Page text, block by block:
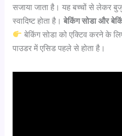
सजाया जाता है। यह बच्चों से लेकर
स्वादिष्ट होता है।बेकिंग सोडा और
बेकिंग सोडा को एक्टिव करने के
पाउडर में एसिड पहले से होता है।